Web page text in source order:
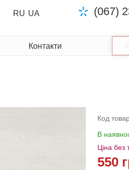
RU UA (067)
Контакти
Код
В
Ціна без
550